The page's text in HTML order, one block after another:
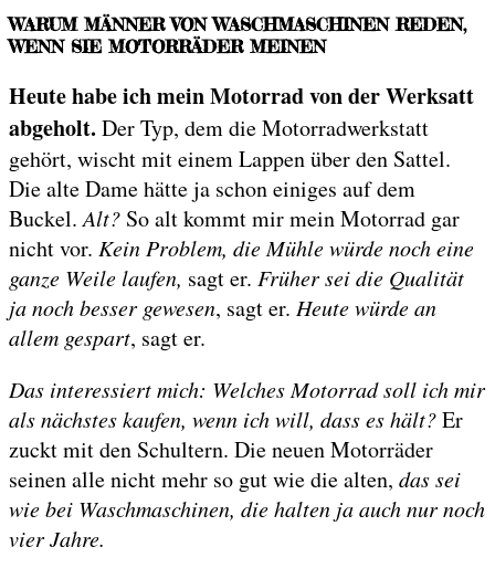
WARUM MÄNNER VON WASCHMASCHINEN REDEN,
WENN SIE MOTORRÄDER MEINEN
Heute habe ich mein Motorrad von der Werksatt
abgeholt. Der Typ, dem die Motorradwerkstatt
gehört, wischt mit einem Lappen über den Sattel.
Die alte Dame hätte ja schon einiges auf dem
Buckel.Alt? So alt kommt mir mein Motorrad gar
nicht vor. Kein Problem, die Mühle würde noch eine
ganze Weile laufen, sagt er. Früher sei die Qualität
ja noch besser gewesen, sagt er. Heute würde an
allem gespart, sagt er.
Das interessiert mich: Welches Motorrad soll ich mir
als nächstes kaufen, wenn ich will, dass es hält?Er
zuckt mit den Schultern. Die neuen Motorräder
seinen alle nicht mehr so gut wie die alten, das sei
wie bei Waschmaschinen, die halten ja auch nur noch
vier Jahre.